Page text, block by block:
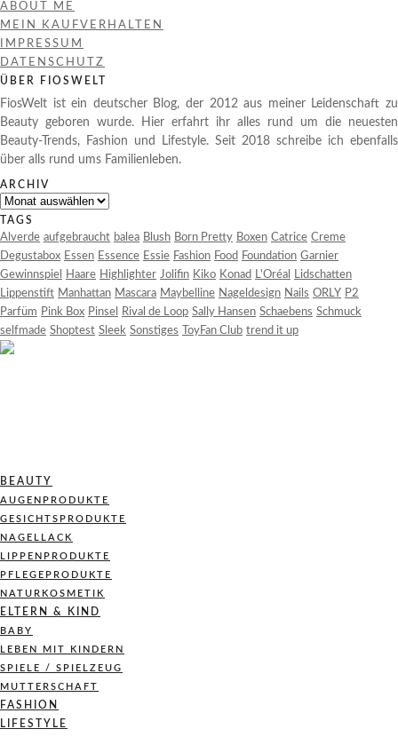
ABOUT ME
MEIN KAUFVERHALTEN
IMPRESSUM
DATENSCHUTZ
ÜBER FIOSWELT
FiosWelt ist ein deutscher Blog, der 2012 aus meiner Leidenschaft zu
Beauty geboren wurde. Hier erfahrt ihr alles rund um die neuesten
Beauty-Trends, Fashion und Lifestyle. Seit 2018 schreibe ich ebenfalls
über alls rund ums Familienleben.
ARCHIV
Archiv
TAGS
Alverde aufgebraucht balea Blush Born Pretty Boxen Catrice Creme
Degustabox Essen Essence Essie Fashion Food Foundation Garnier
Gewinnspiel
Haare Highlighter Jolifin Kiko Konad L'Oréal
Lidschatten
Lippenstift Manhattan Mascara Maybelline Nageldesign Nails ORLY P2
Parfüm Pink Box Pinsel Rival de Loop Sally Hansen Schaebens Schmuck
selfmade Shoptest Sleek Sonstiges ToyFan Club trend it up
BEAUTY
AUGENPRODUKTE
GESICHTSPRODUKTE
NAGELLACK
LIPPENPRODUKTE
PFLEGEPRODUKTE
NATURKOSMETIK
ELTERN & KIND
BABY
LEBEN MIT KINDERN
SPIELE / SPIELZEUG
MUTTERSCHAFT
FASHION
LIFESTYLE